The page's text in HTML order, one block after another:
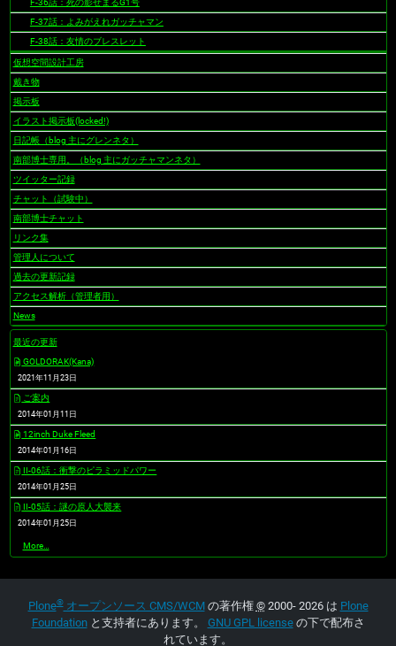
F-36話：死の影せまるG1号
F-37話：よみがえれガッチャマン
F-38話：友情のブレスレット
仮想空間設計工房
戴き物
掲示板
イラスト掲示板(locked!)
日記帳（blog 主にグレンネタ）
南部博士専用。（blog 主にガッチャマンネタ）
ツイッター記録
チャット（試験中）
南部博士チャット
リンク集
管理人について
過去の更新記録
アクセス解析（管理者用）
News
最近の更新
GOLDORAK(Kana)
2021年11月23日
ご案内
2014年01月11日
12inch Duke Fleed
2014年01月16日
II-06話：衝撃のピラミッドパワー
2014年01月25日
II-05話：謎の原人大襲来
2014年01月25日
最
更
More…
Plone®オープンソース CMS/WCMの著作権 ©2000- 2026 は Plone
Foundationと支持者にあります。 GNU GPL licenseの下で配布さ
れています。